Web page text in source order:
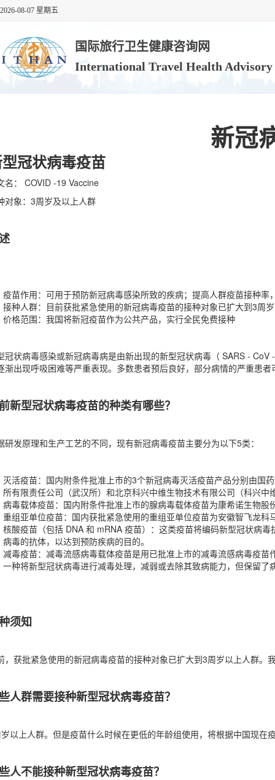
2026-08-07 星期五
国际旅行卫生健康咨询网
International Travel Health
新冠
冠状病毒疫苗
名： COVID -19 Vaccine
对象：3周岁及以上人群
疫苗作用：可用于预防新冠病毒感染所致的疾病；提高人群疫苗接种率
接种人群：目前获批紧急使用的新冠病毒疫苗的接种对象已扩大到3周
价格范围：我国将新冠疫苗作为公共产品，实行全民免费接种
冠状病毒感染或新冠病毒病是由新出现的新型冠状病毒（ SARS -
渐出现呼吸困难等严重表现。多数患者预后良好，部分病情的严重患
新型冠状病毒疫苗的种类有哪些？
研发原理和生产工艺的不同，现有新冠病毒疫苗主要分为以下5类：
灭活疫苗：国内附条件批准上市的3个新冠病毒灭活疫苗产品分别由国
所有限责任公司（武汉所）和北京科兴中维生物技术有限公司（科兴中
病毒载体疫苗：国内附条件批准上市的腺病毒载体疫苗为康希诺生物
重组亚单位疫苗：国内获批紧急使用的重组亚单位疫苗为安徽智飞龙
核酸疫苗（包括 DNA 和 mRNA 疫苗）：这类疫苗将编码新型冠状病
病毒的抗体，以达到预防疾病的目的。
减毒疫苗：减毒流感病毒载体疫苗是用已批准上市的减毒流感病毒疫
一种将新型冠状病毒进行减毒处理，减弱或去除其致病能力，但保留
须知
，获批紧急使用的新冠病毒疫苗的接种对象已扩大到3周岁以上人群
人群需要接种新型冠状病毒疫苗？
以上人群。但是疫苗什么时候在更低的年龄组使用，将根据中国现
人不能接种新型冠状病毒疫苗？